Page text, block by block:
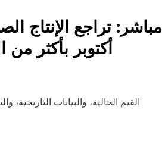
مباشر: تراجع الإنتاج
أكتوبر بأكثر
القيم الحالية، والبيانات التاريخية،